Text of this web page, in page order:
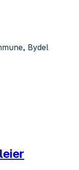
Bydel